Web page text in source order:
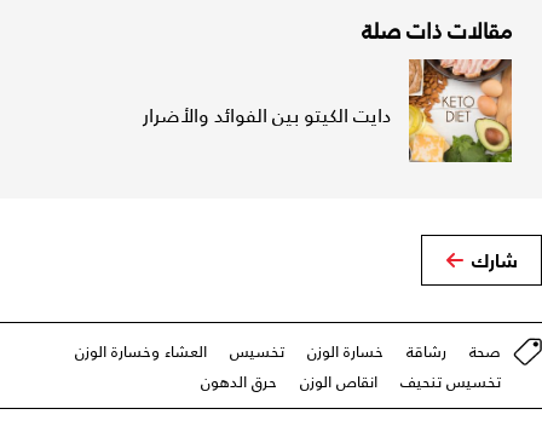
مقالات ذات صلة
دايت الكيتو بين الفوائد والأضرار
شارك
صحة رشاقة خسارة الوزن تخسيس
العشاء وخسارة الوزن
تخسيس تنحيف
انقاص الوزن حرق الدهون